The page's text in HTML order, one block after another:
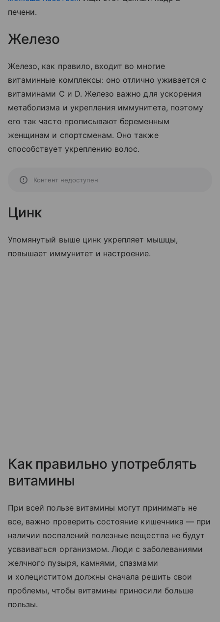
печени.
Железо
Железо, как правило, входит во многие
витаминные комплексы: оно отлично уживается с
витаминами С и D. Железо важно для ускорения
метаболизма и укрепления иммунитета, поэтому
его так часто прописывают беременным
женщинам и спортсменам. Оно также
способствует укреплению волос.
Контент недоступен
Цинк
Упомянутый выше цинк укрепляет мышцы,
повышает иммунитет и настроение.
Как правильно употреблять
витамины
При всей пользе витамины могут принимать не
все, важно проверить состояние кишечника — при
наличии воспалений полезные вещества не будут
усваиваться организмом. Люди с заболеваниями
желчного пузыря, камнями, спазмами
и холециститом должны сначала решить свои
проблемы, чтобы витамины приносили больше
пользы.